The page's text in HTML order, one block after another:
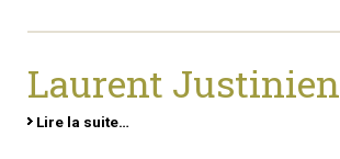
Laurent Justinien
Lire la suite…